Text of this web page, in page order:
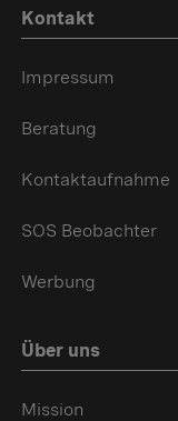
Kontakt
Impressum
Beratung
Kontaktaufnahme
SOS Beobachter
Werbung
Über uns
Mission